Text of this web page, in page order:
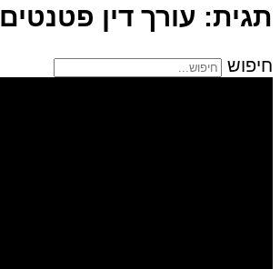
תגית: עורך דין פטנטים
חיפוש